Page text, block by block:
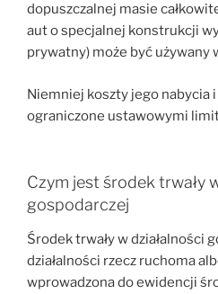
dopuszczalnej masie
aut o specjalnej konstrukcji
prywatny) może być używany
Niemniej koszty jego nabycia
ograniczone ustawowymi
Czym jest środek trwały
gospodarczej
Środek trwały w działalności
działalności rzecz ruchoma
wprowadzona do ewidencji